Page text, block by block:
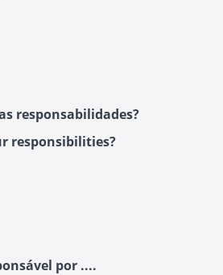
responsabilidades?
responsibilities?
por ....